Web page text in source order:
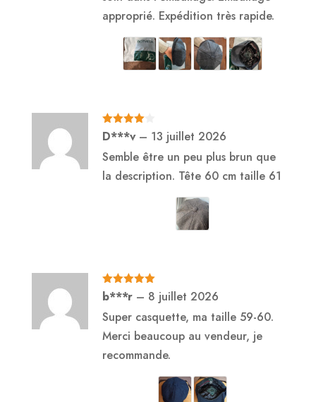
approprié. Expédition très rapide.
Note4
sur 5
D***v – 13 juillet 2026
Semble être un peu plus brun que
la description. Tête 60 cm taille 61
Note5sur
5
b***r – 8 juillet 2026
Super casquette, ma taille 59-60.
Merci beaucoup au vendeur, je
recommande.